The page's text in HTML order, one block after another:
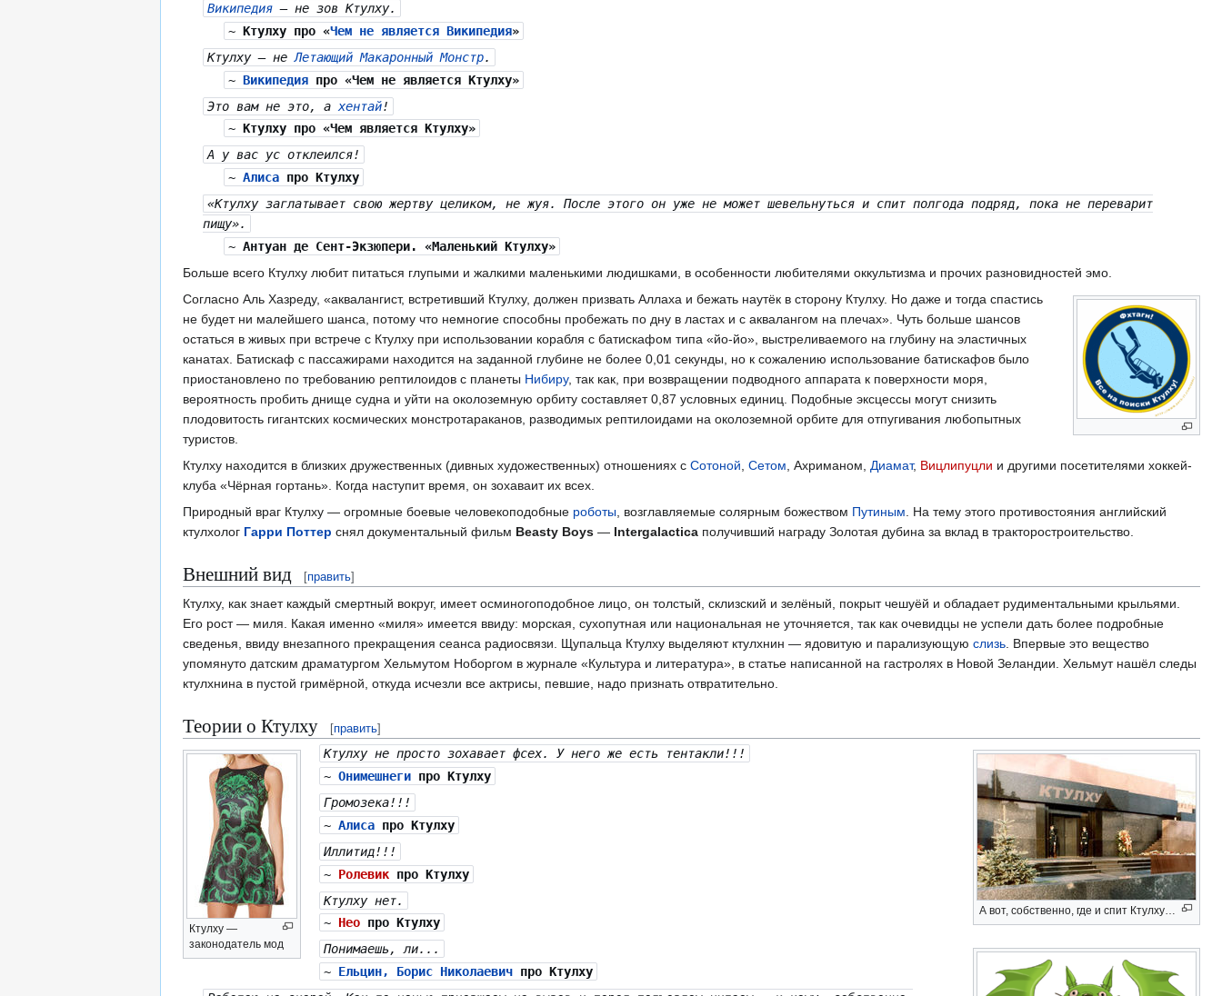
Википедия — не зов Ктулху.
~ Ктулхупро «Чем не является Википедия»
Ктулху — неЛетающий Макаронный Монстр.
~ Википедияпро «Чем не является Ктулху»
Это вам не это, ахентай!
~ Ктулхупро «Чем является Ктулху»
А у вас ус отклеился!
~ Алисапро Ктулху
«Ктулху заглатывает свою жертву целиком, не жуя. После этого он уже не может шевельнуться и спит полгода подряд, пока не переварит
пищу».
~ Антуан де Сент-Экзюпери. «Маленький Ктулху»
Больше всего Ктулху любит питаться глупыми и жалкими маленькими людишками, в особенности любителями оккультизма и прочих разновидностей эмо.
Согласно Аль Хазреду, «аквалангист, встретивший Ктулху, должен призвать Аллаха и бежать наутёк в сторону Ктулху. Но даже и тогда спастись
не будет ни малейшего шанса, потому что немногие способны пробежать по дну в ластах и с аквалангом на плечах». Чуть больше шансов
остаться в живых при встрече с Ктулху при использовании корабля с батискафом типа «йо-йо», выстреливаемого на глубину на эластичных
канатах. Батискаф с пассажирами находится на заданной глубине не более 0,01 секунды, но к сожалению использование батискафов было
приостановлено по требованию рептилоидов с планеты Нибиру, так как, при возвращении подводного аппарата к поверхности моря,
вероятность пробить днище судна и уйти на околоземную орбиту составляет 0,87 условных единиц. Подобные эксцессы могут снизить
плодовитость гигантских космических монстротараканов, разводимых рептилоидами на околоземной орбите для отпугивания любопытных
туристов.
Ктулху находится в близких дружественных (дивных художественных) отношениях с Сотоной Сетом , Ахриманом, Диамат, Вицлипуцли и другими посетителями хоккей-
клуба «Чёрная гортань». Когда наступит время, он зохаваит их всех.
Природный враг Ктулху — огромные боевые человекоподобные роботы , возглавляемые солярным божеством Путиным . На тему этого противостояния английский
ктулхолог Гарри Поттер снял документальный фильм Beasty Boys — Intergalactica получивший награду Золотая дубина за вклад в тракторостроительство.
Внешний вид [править]
Ктулху, как знает каждый смертный вокруг, имеет осминогоподобное лицо, он толстый, склизский и зелёный, покрыт чешуёй и обладает рудиментальными крыльями.
Его рост — миля. Какая именно «миля» имеется ввиду: морская, сухопутная или национальная не уточняется, так как очевидцы не успели дать более подробные
сведенья, ввиду внезапного прекращения сеанса радиосвязи. Щупальца Ктулху выделяют ктулхнин — ядовитую и парализующую слизь . Впервые это вещество
упомянуто датским драматургом Хельмутом Ноборгом в журнале «Культура и литература», в статье написанной на гастролях в Новой Зеландии. Хельмут нашёл следы
ктулхнина в пустой гримёрной, откуда исчезли все актрисы, певшие, надо признать отвратительно.
Теории о Ктулху [править]
А вот, собственно, где и спит Ктулху…
Ктулху —
законодатель мод
Ктулху не просто зохавает фсех. У него же есть тентакли!!!
~ Онимешнегипро Ктулху
Громозека!!!
~ Алисапро Ктулху
Иллитид!!!
~ Ролевикпро Ктулху
Ктулху нет.
~ Неопро Ктулху
Понимаешь, ли...
~ Ельцин, Борис Николаевичпро Ктулху